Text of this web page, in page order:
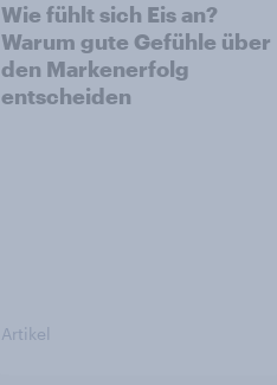
Wie fühlt sich Eis an?
Warum gute Gefühle über
den Markenerfolg
entscheiden
Artikel